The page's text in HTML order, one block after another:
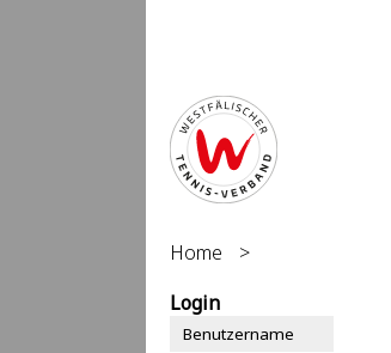
Home
>
Login